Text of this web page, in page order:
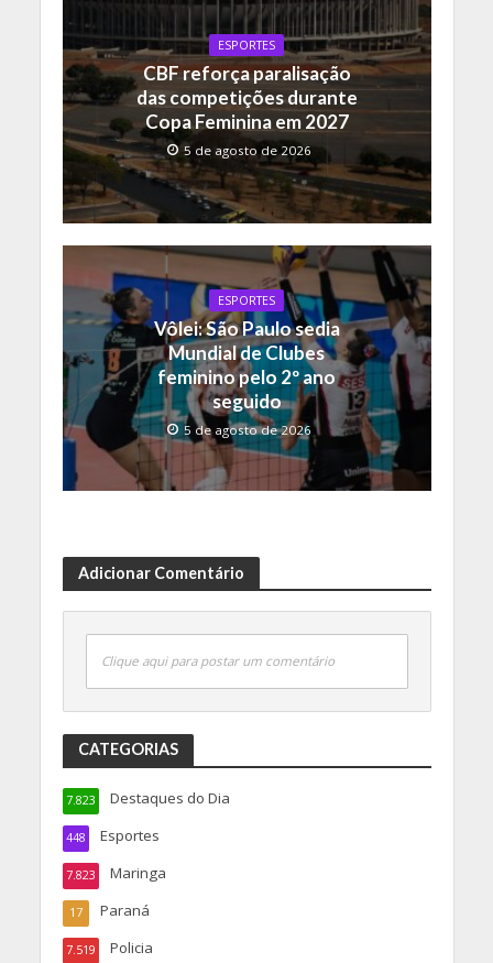
ESPORTES
CBF reforça paralisação
das competições durante
Copa Feminina em 2027
5 de agosto de 2026
ESPORTES
Vôlei: São Paulo sedia
Mundial de Clubes
feminino pelo 2º ano
seguido
5 de agosto de 2026
Adicionar Comentário
Clique aqui para postar um comentário
CATEGORIAS
Destaques do Dia
7.823
Esportes
448
Maringa
7.823
Paraná
17
Policia
7.519